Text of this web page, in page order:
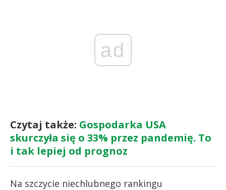
ad
Czytaj także: Gospodarka USA
skurczyła się o 33% przez pandemię. To
i tak lepiej od prognoz
Na szczycie niechlubnego rankingu